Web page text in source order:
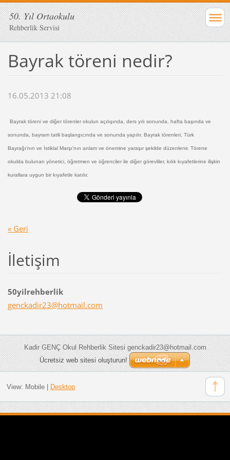
50. Yıl Ortaokulu
Rehberlik Servisi
Bayrak töreni nedir?
16.05.2013 21:08
Bayrak töreni ve diğer törenler okulun açılışında, ders yılı sonunda, hafta başında ve
sonunda, bayram tatili başlangıcında ve sonunda yapılır. Bayrak törenleri, Türk
Bayrağı'nın ve İstiklal Marşı'nın anlam ve önemine yaraşır şekilde düzenlenir. Törene
okulda bulunan yönetici, öğretmen ve öğrenciler ile diğer görevliler, kılık kıyafetlerine ilişkin
kurallara uygun bir kıyafetle katılır.
« Geri
İletişim
50yilrehberlik
genckadir23@hotmail.com
Kadir GENÇ Okul Rehberlik Sitesi genckadir23@hotmail.com
Ücretsiz web sitesi oluşturun!
View: Mobile| Desktop